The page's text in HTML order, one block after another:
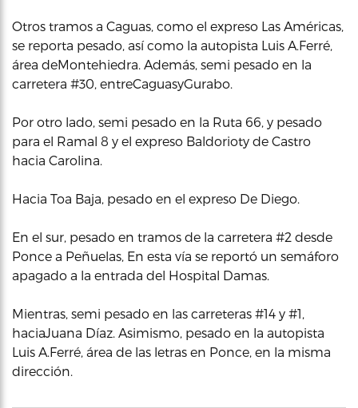
Otros tramos a Caguas, como el expreso Las Américas,
se reporta pesado, así como la autopista Luis A.Ferré,
área deMontehiedra. Además, semi pesado en la
carretera #30, entreCaguasyGurabo.
Por otro lado, semi pesado en la Ruta 66, y pesado
para el Ramal 8 y el expreso Baldorioty de Castro
hacia Carolina.
Hacia Toa Baja, pesado en el expreso De Diego.
En el sur, pesado en tramos de la carretera #2 desde
Ponce a Peñuelas, En esta vía se reportó un semáforo
apagado a la entrada del Hospital Damas.
Mientras, semi pesado en las carreteras #14 y #1,
haciaJuana Díaz. Asimismo, pesado en la autopista
Luis A.Ferré, área de las letras en Ponce, en la misma
dirección.